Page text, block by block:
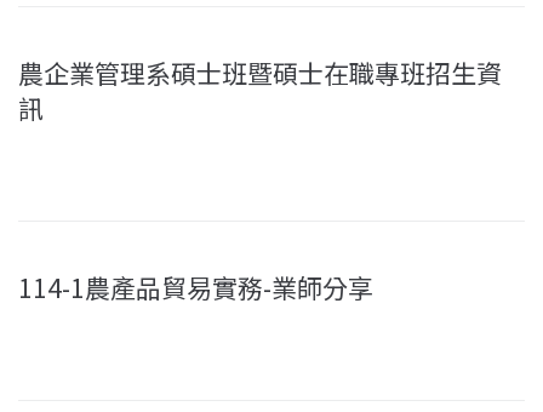
農企業管理系碩士班暨碩士在職專班招生資
訊
114-1農產品貿易實務-業師分享